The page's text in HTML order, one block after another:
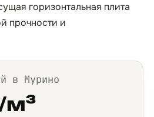
горизонтальная плита
прочности и
в Мурино
м³